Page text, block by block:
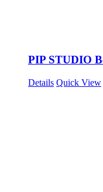
PIP STUDIO
Details Quick View